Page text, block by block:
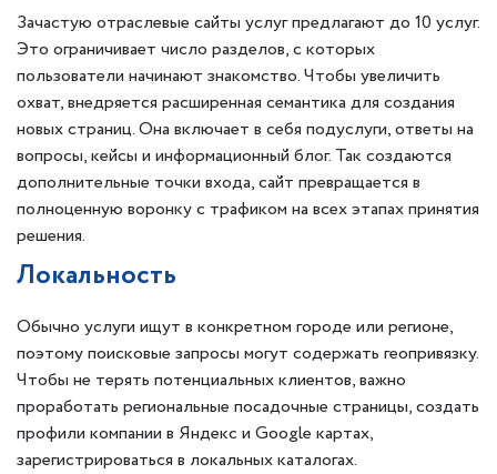
Зачастую отраслевые сайты услуг предлагают до 10 услуг.
Это ограничивает число разделов, с которых
пользователи начинают знакомство. Чтобы увеличить
охват, внедряется расширенная семантика для создания
новых страниц. Она включает в себя подуслуги, ответы на
вопросы, кейсы и информационный блог. Так создаются
дополнительные точки входа, сайт превращается в
полноценную воронку с трафиком на всех этапах принятия
решения.
Локальность
Обычно услуги ищут в конкретном городе или регионе,
поэтому поисковые запросы могут содержать геопривязку.
Чтобы не терять потенциальных клиентов, важно
проработать региональные посадочные страницы, создать
профили компании в Яндекс и Google картах,
зарегистрироваться в локальных каталогах.